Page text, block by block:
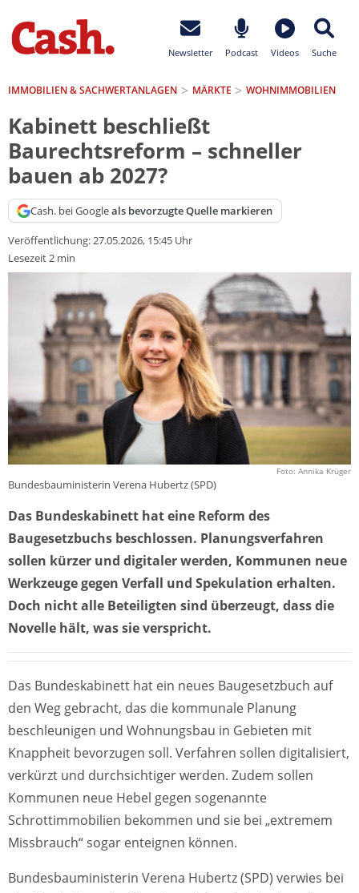
Newsletter Podcast Videos Suche
IMMOBILIEN & SACHWERTANLAGEN MÄRKTE WOHNIMMOBILIEN
Kabinett beschließt
Baurechtsreform – schneller
bauen ab 2027?
Cash. bei Googleals bevorzugte Quelle markieren
Veröffentlichung:27.05.2026, 15:45 Uhr
Lesezeit 2 min
Foto: Annika Krüger
Bundesbauministerin Verena Hubertz (SPD)
Das Bundeskabinett hat eine Reform des
Baugesetzbuchs beschlossen. Planungsverfahren
sollen kürzer und digitaler werden, Kommunen neue
Werkzeuge gegen Verfall und Spekulation erhalten.
Doch nicht alle Beteiligten sind überzeugt, dass die
Novelle hält, was sie verspricht.
Das Bundeskabinett hat ein neues Baugesetzbuch auf
den Weg gebracht, das die kommunale Planung
beschleunigen und Wohnungsbau in Gebieten mit
Knappheit bevorzugen soll. Verfahren sollen digitalisiert,
verkürzt und durchsichtiger werden. Zudem sollen
Kommunen neue Hebel gegen sogenannte
Schrottimmobilien bekommen und sie bei „extremem
Missbrauch“ sogar enteignen können.
Bundesbauministerin Verena Hubertz (SPD) verwies bei